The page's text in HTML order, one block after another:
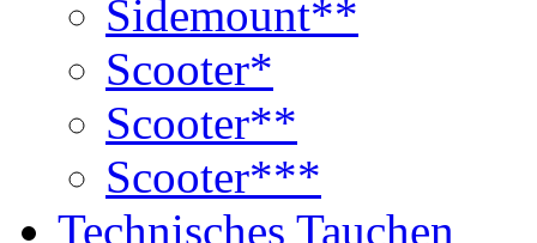
Sidemount**
Scooter*
Scooter**
Scooter***
Technisches Tauchen